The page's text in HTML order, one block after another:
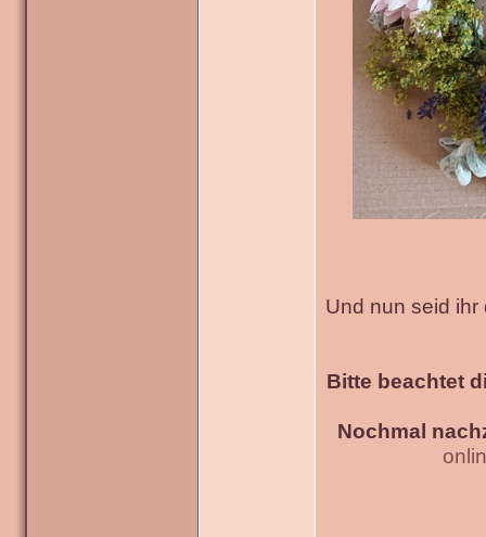
Und nun seid
Bitte beachtet
Nochmal